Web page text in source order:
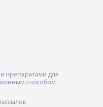
препаратами для
способом